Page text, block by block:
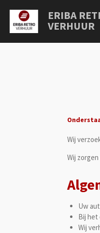
Ga
direct
naar
de
ERIBA
VERHUUR
Wij
Wij
Uw
Bij het
Wij